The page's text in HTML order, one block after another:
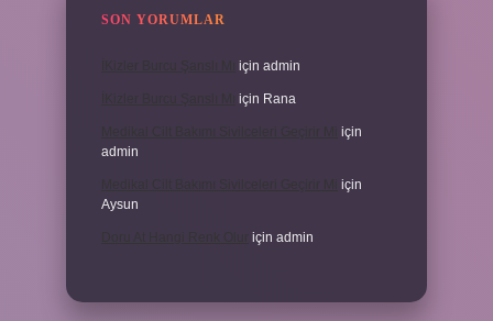
SON YORUMLAR
için admin
için Rana
için
admin
Medikal Cilt Bakımı Sivilceleri Geçirir Mi
için
Aysun
için admin